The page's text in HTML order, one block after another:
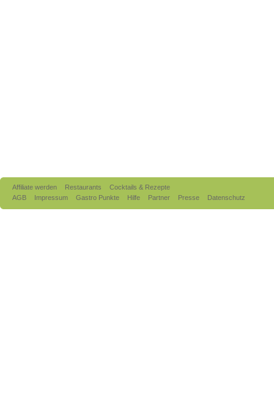
Affiliate werden Restaurants
Cocktails & Rezepte
AGB
Impressum Gastro Punkte Hilfe Partner Presse Datenschutz